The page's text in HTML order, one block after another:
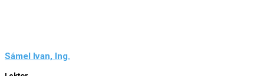
Sámel Ivan, Ing.